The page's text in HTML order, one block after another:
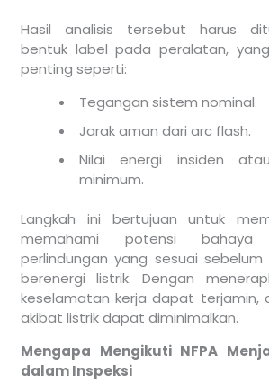
Hasil analisis tersebut harus
bentuk label pada peralatan,
penting seperti:
Tegangan sistem nominal.
Jarak aman dari arc flash.
Nilai energi insiden
minimum.
Langkah ini bertujuan untuk
memahami potensi
perlindungan yang sesuai
berenergi listrik. Dengan
keselamatan kerja dapat terjamin,
akibat listrik dapat diminimalkan.
Mengapa Mengikuti NFPA
dalam Inspeksi